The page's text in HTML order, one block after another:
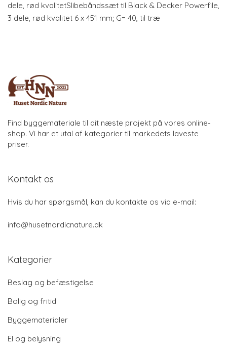
dele, rød kvalitetSlibebåndssæt til Black & Decker Powerfile,
3 dele, rød kvalitet 6 x 451 mm; G= 40, til træ
Find byggemateriale til dit næste projekt på vores online-
shop. Vi har et utal af kategorier til markedets laveste
priser.
Kontakt os
Hvis du har spørgsmål, kan du kontakte os via e-mail:
info@husetnordicnature.dk
Kategorier
Beslag og befæstigelse
Bolig og fritid
Byggematerialer
El og belysning